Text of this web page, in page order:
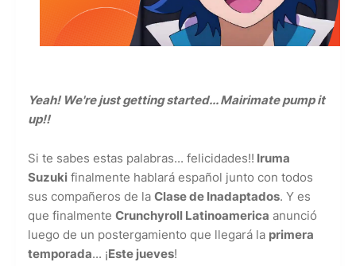
Yeah! We're just getting started... Mairimate pump it
up!!
Si te sabes estas palabras... felicidades!! Iruma
Suzuki finalmente hablará español junto con todos
sus compañeros de la Clase de Inadaptados. Y es
que finalmente Crunchyroll Latinoamerica anunció
luego de un postergamiento que llegará la primera
temporada... ¡Este jueves!